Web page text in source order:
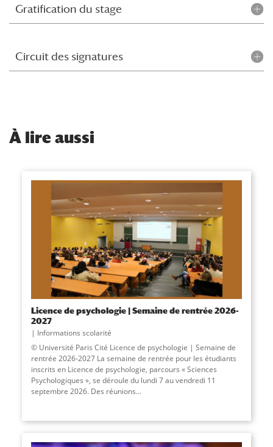
Gratification du stage
Circuit des signatures
À lire aussi
Licence de psychologie | Semaine de rentrée 2026-
2027
Informations scolarité
© Université Paris Cité Licence de psychologie | Semaine de
rentrée 2026-2027 La semaine de rentrée pour les étudiants
inscrits en Licence de psychologie, parcours « Sciences
Psychologiques », se déroule du lundi 7 au vendredi 11
septembre 2026. Des réunions...